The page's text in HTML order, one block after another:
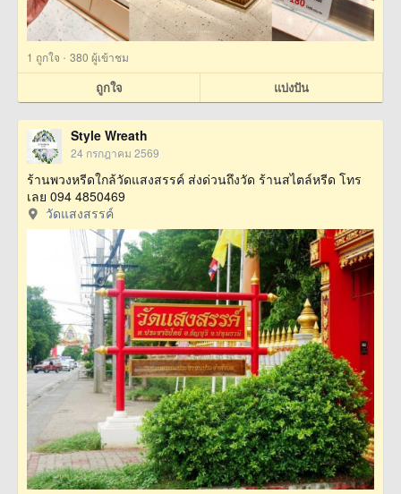
1 ถูกใจ · 380 ผู้เข้าชม
ถูกใจ แบ่งปัน
Style Wreath
24 กรกฎาคม 2569
ร้านพวงหรีดใกล้วัดแสงสรรค์ ส่งด่วนถึงวัด ร้านสไตล์หรีด โทร
เลย 094 4850469
วัดแสงสรรค์